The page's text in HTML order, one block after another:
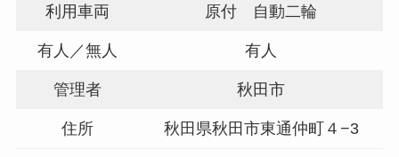
利用車両 原付 自動二輪
有人／無人 有人
管理者 秋田市
住所 秋田県秋田市東通仲町４−3